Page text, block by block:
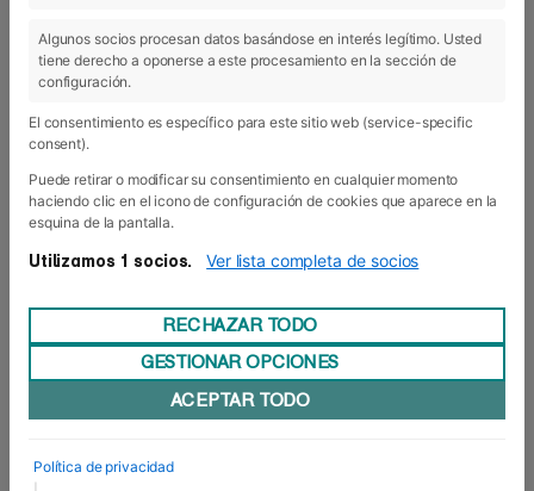
Algunos socios procesan datos basándose en interés legítimo. Usted
tiene derecho a oponerse a este procesamiento en la sección de
configuración.
El consentimiento es específico para este sitio web (service-specific
consent).
Puede retirar o modificar su consentimiento en cualquier momento
haciendo clic en el icono de configuración de cookies que aparece en la
esquina de la pantalla.
Utilizamos 1 socios. Ver lista completa de socios
RECHAZAR TODO
GESTIONAR OPCIONES
ACEPTAR TODO
Política de privacidad